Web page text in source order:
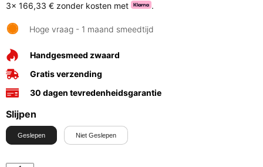
3x 166,33 € zonder kosten met .
Hoge vraag - 1 maand smeedtijd
Handgesmeed zwaard
Gratis verzending
30 dagen tevredenheidsgarantie
Slijpen
Geslepen Niet Geslepen